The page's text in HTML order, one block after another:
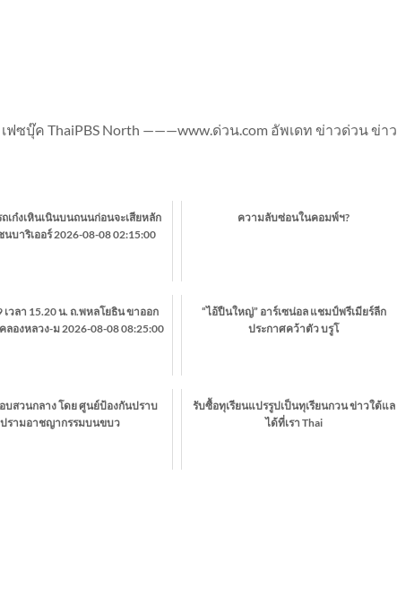
ซบุ๊ค ThaiPBS North ———www.ด่วน.com อัพเดท ข่าวด่วน ข่าว
ถเก๋งเหินเนินบนถนนก่อนจะเสียหลัก
บาริเออร์ 2026-08-08 02:15:00
ความลับซ่อนในคอมพ์ฯ?
เวลา 15.20 น. ถ.พหลโยธิน ขาออก
ลองหลวง-ม 2026-08-08 08:25:00
“ไอ้ปืนใหญ่” อาร์เซน่อล แชมป์พรีเมียร์ลีก
ประกาศคว้าตัว บรูโ
บสวนกลาง โดย ศูนย์ป้องกันปราบ
ปรามอาชญากรรมบนขบว
รับซื้อทุเรียนแปรรูปเป็นทุเรียนกวน ข่าวใต้แล
ได้ที่เรา Thai